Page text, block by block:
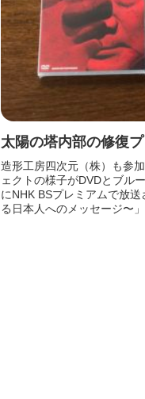
太陽の塔内部の修復
造形工房四次元（株）も参
ェクトの様子がDVDとブル
にNHK BSプレミアムで放
る日本人へのメッセージ〜